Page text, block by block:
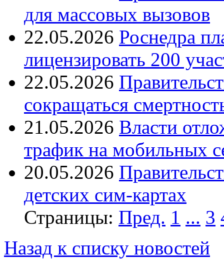
для массовых вызовов
22.05.2026 Роснедра
лицензировать 200
22.05.2026
сокращаться
21.05.2026 Власти
трафик на мобильных
20.05.2026
детских сим-картах
Страницы: Пред. 1 ... 3
Назад к списку новостей